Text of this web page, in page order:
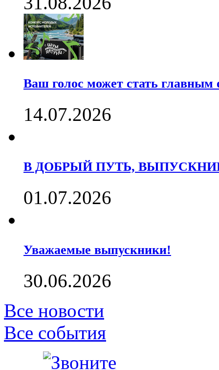
Ваш голос может стать
14.07.2026
В ДОБРЫЙ ПУТЬ,
01.07.2026
Уважаемые выпускники!
30.06.2026
Все новости
Все события